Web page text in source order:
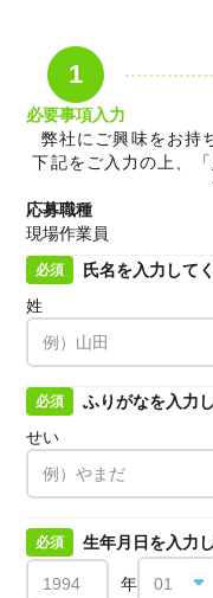
1
必要事項入力
弊社にご興味をお持
下記をご入力の上、
応募職種
現場作業員
必須
氏名を入力して
姓
必須
ふりがなを入力
せい
必須 生年月日を入力
年